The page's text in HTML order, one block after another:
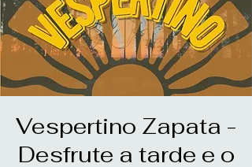
Vespertino Zapata -
Desfrute a tarde e o